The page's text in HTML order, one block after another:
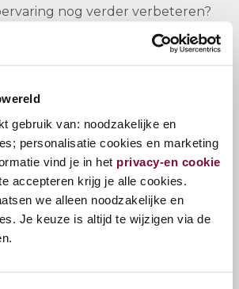
gebruik van: noodzakelijke en
personalisatie cookies en marketing
vind je in het privacy-en cookie
accepteren krijg je alle cookies.
we alleen noodzakelijke en
Je keuze is altijd te wijzigen via de
nog verder verbeteren?
per kant
upgrades, zoals een
voor verkoelend
Persoonlijke ondersteuning per